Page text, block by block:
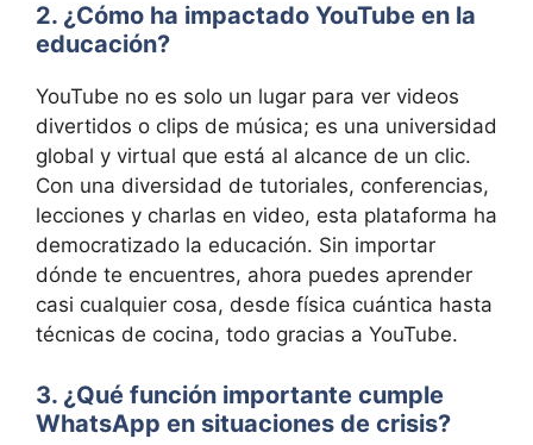
2. ¿Cómo ha impactado YouTube en la
educación?
YouTube no es solo un lugar para ver videos
divertidos o clips de música; es una universidad
global y virtual que está al alcance de un clic.
Con una diversidad de tutoriales, conferencias,
lecciones y charlas en video, esta plataforma ha
democratizado la educación. Sin importar
dónde te encuentres, ahora puedes aprender
casi cualquier cosa, desde física cuántica hasta
técnicas de cocina, todo gracias a YouTube.
3. ¿Qué función importante cumple
WhatsApp en situaciones de crisis?